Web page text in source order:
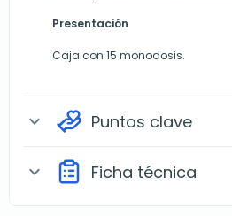
Presentación
Caja con 15 monodosis.
expand_more Puntos clave
expand_more Ficha técnica